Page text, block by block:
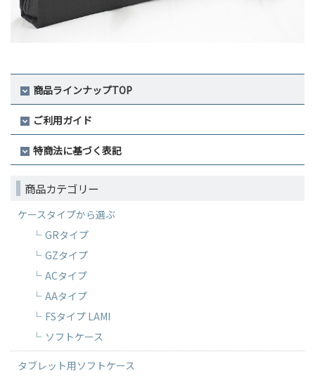
商品ラインナップTOP
ご利用ガイド
特商法に基づく表記
商品カテゴリー
ケースタイプから選ぶ
GRタイプ
GZタイプ
ACタイプ
AAタイプ
FSタイプ LAMI
ソフトケース
タブレット用ソフトケース